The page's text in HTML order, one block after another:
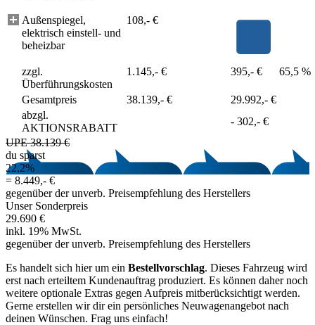
Außenspiegel,
elektrisch einstell- und
beheizbar
108,- €
zzgl.
Überführungskosten
1.145,- € 395,- € 65,5 %
Gesamtpreis 38.139,- €
29.992,- €
abzgl.
AKTIONSRABATT
- 302,- €
UPE 38.139 €
du sparst
22,2%
= 8.449,- €
gegenüber der unverb. Preisempfehlung des Herstellers
Unser Sonderpreis
29.690 €
inkl. 19% MwSt.
gegenüber der unverb. Preisempfehlung des Herstellers
Es handelt sich hier um ein Bestellvorschlag. Dieses Fahrzeug wird
erst nach erteiltem Kundenauftrag produziert. Es können daher noch
weitere optionale Extras gegen Aufpreis mitberücksichtigt werden.
Gerne erstellen wir dir ein persönliches Neuwagenangebot nach
deinen Wünschen. Frag uns einfach!